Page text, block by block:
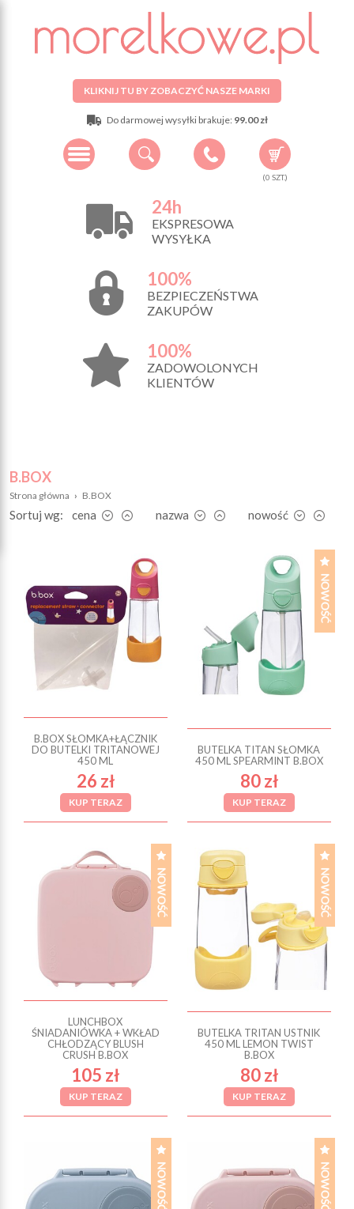
KLIKNIJ TU BY ZOBACZYĆ NASZE MARKI
Do darmowej wysyłki brakuje: 99.00 zł
(0 SZT.)
24h
EKSPRESOWA
WYSYŁKA
100%
BEZPIECZEŃSTWA
ZAKUPÓW
100%
ZADOWOLONYCH
KLIENTÓW
B.BOX
Strona główna › B.BOX
Sortuj wg: cena nazwa nowość
B.BOX SŁOMKA+ŁĄCZNIK
DO BUTELKI TRITANOWEJ
450 ML
26 zł
KUP TERAZ
BUTELKA TITAN SŁOMKA
450 ML SPEARMINT B.BOX
80 zł
KUP TERAZ
LUNCHBOX
ŚNIADANIÓWKA + WKŁAD
CHŁODZĄCY BLUSH
CRUSH B.BOX
105 zł
KUP TERAZ
BUTELKA TRITAN USTNIK
450 ML LEMON TWIST
B.BOX
80 zł
KUP TERAZ